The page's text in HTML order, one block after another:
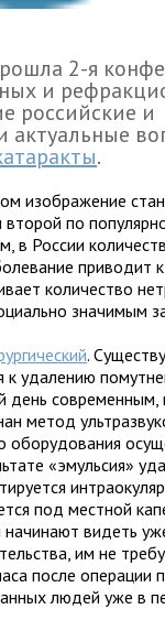
2-я
и
российские и
актуальные
.
изображение
по
России
приводит
количество
значимым
.
к удалению
день
метод
«эмульсия»
под местной
видеть
им не
после операции
людей уже в